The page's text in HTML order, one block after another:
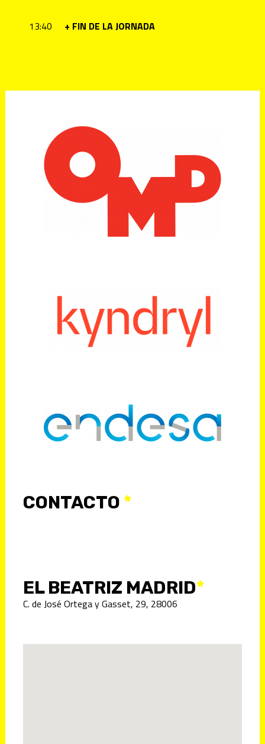
13:40 + FIN DE LA JORNADA
CONTACTO *
EL BEATRIZ MADRID*
C. de José Ortega y Gasset, 29, 28006